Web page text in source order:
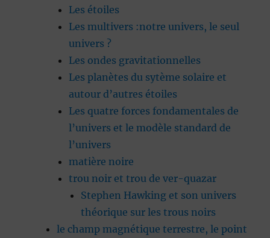
Les étoiles
Les multivers :notre univers, le seul
univers ?
Les ondes gravitationnelles
Les planètes du sytème solaire et
autour d’autres étoiles
Les quatre forces fondamentales de
l’univers et le modèle standard de
l’univers
matière noire
trou noir et trou de ver-quazar
Stephen Hawking et son univers
théorique sur les trous noirs
le champ magnétique terrestre, le point